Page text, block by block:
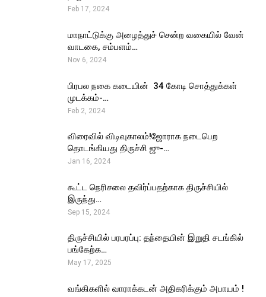
Feb 17, 2024
மாநாட்டுக்கு அழைத்துச் சென்ற வகையில் வேன்
வாடகை, சம்பளம்…
Nov 6, 2024
பிரபல நகை கடையின் ₹ 34 கோடி சொத்துக்கள்
முடக்கம்-…
Feb 2, 2024
விரைவில் விடிவுகாலம்!ஜோராக நடைபெற
தொடங்கியது திருச்சி ஜு-…
Jan 16, 2024
கூட்ட நெரிசலை தவிர்ப்பதற்காக திருச்சியில்
இருந்து…
Sep 15, 2024
திருச்சியில் பரபரப்பு: தந்தையின் இறுதி சடங்கில்
பங்கேற்க…
May 17, 2025
வங்கிகளில் வாராக்கடன் அதிகரிக்கும் அபாயம் !